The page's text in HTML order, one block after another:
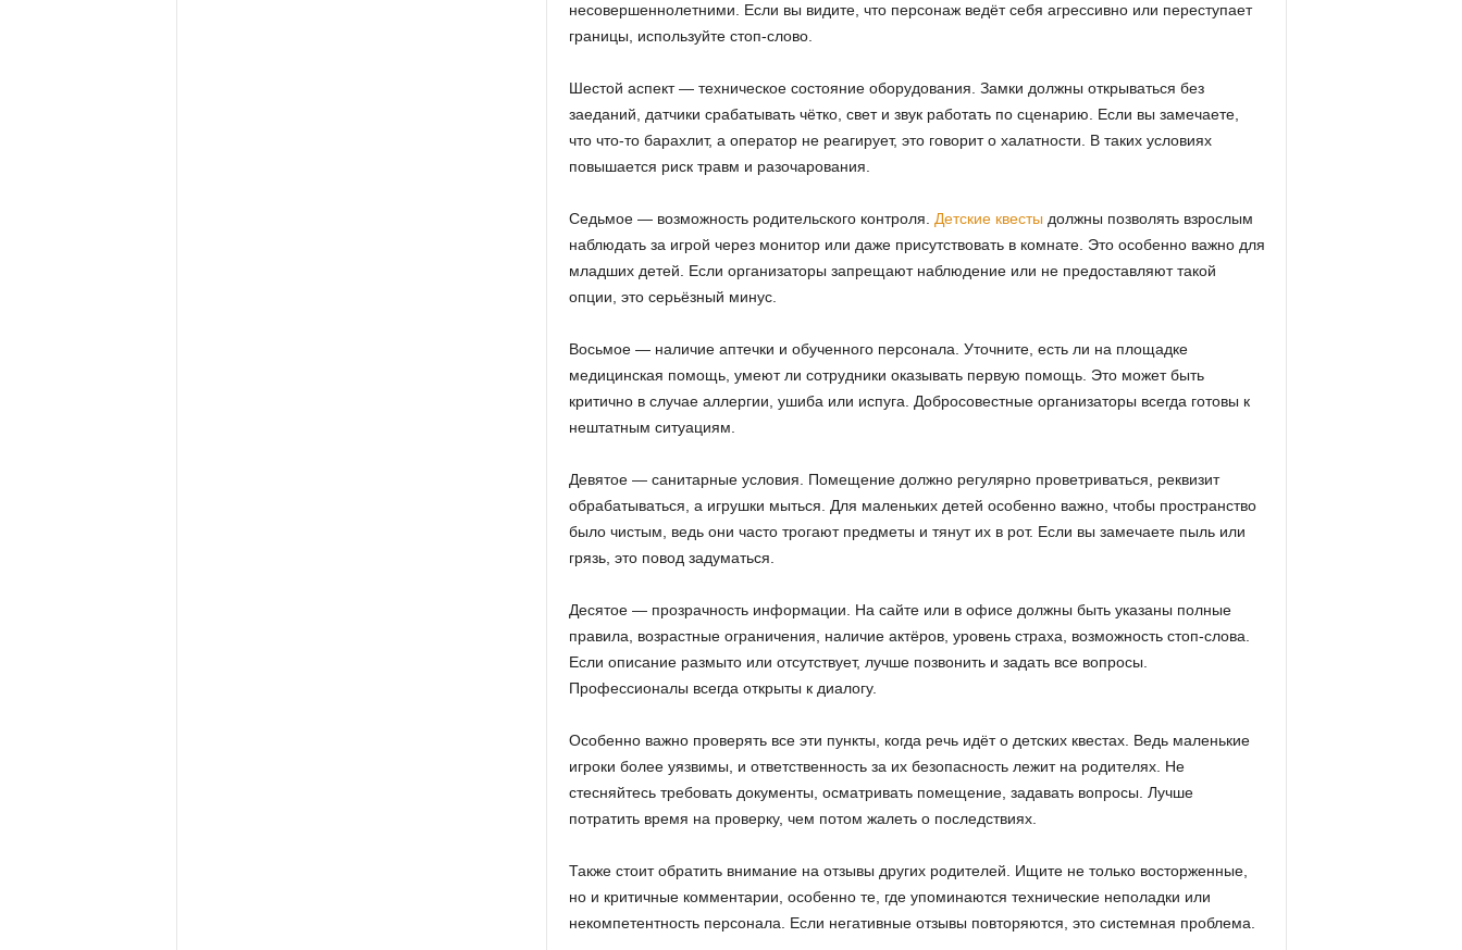
несовершеннолетними. Если вы видите, что персонаж ведёт себя агрессивно или переступает
границы, используйте стоп-слово.
Шестой аспект — техническое состояние оборудования. Замки должны открываться без
заеданий, датчики срабатывать чётко, свет и звук работать по сценарию. Если вы замечаете,
что что-то барахлит, а оператор не реагирует, это говорит о халатности. В таких условиях
повышается риск травм и разочарования.
Седьмое — возможность родительского контроля. Детские квесты должны позволять взрослым
наблюдать за игрой через монитор или даже присутствовать в комнате. Это особенно важно для
младших детей. Если организаторы запрещают наблюдение или не предоставляют такой
опции, это серьёзный минус.
Восьмое — наличие аптечки и обученного персонала. Уточните, есть ли на площадке
медицинская помощь, умеют ли сотрудники оказывать первую помощь. Это может быть
критично в случае аллергии, ушиба или испуга. Добросовестные организаторы всегда готовы к
нештатным ситуациям.
Девятое — санитарные условия. Помещение должно регулярно проветриваться, реквизит
обрабатываться, а игрушки мыться. Для маленьких детей особенно важно, чтобы пространство
было чистым, ведь они часто трогают предметы и тянут их в рот. Если вы замечаете пыль или
грязь, это повод задуматься.
Десятое — прозрачность информации. На сайте или в офисе должны быть указаны полные
правила, возрастные ограничения, наличие актёров, уровень страха, возможность стоп-слова.
Если описание размыто или отсутствует, лучше позвонить и задать все вопросы.
Профессионалы всегда открыты к диалогу.
Особенно важно проверять все эти пункты, когда речь идёт о детских квестах. Ведь маленькие
игроки более уязвимы, и ответственность за их безопасность лежит на родителях. Не
стесняйтесь требовать документы, осматривать помещение, задавать вопросы. Лучше
потратить время на проверку, чем потом жалеть о последствиях.
Также стоит обратить внимание на отзывы других родителей. Ищите не только восторженные,
но и критичные комментарии, особенно те, где упоминаются технические неполадки или
некомпетентность персонала. Если негативные отзывы повторяются, это системная проблема.